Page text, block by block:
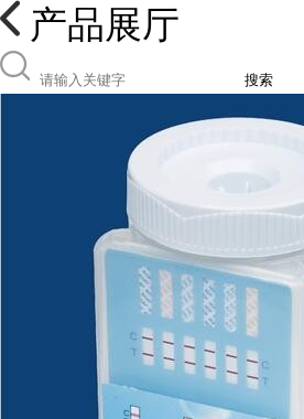
产品展厅
搜索